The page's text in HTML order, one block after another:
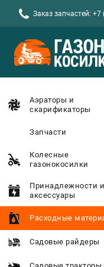
Заказ запчастей: +7
Аэраторы и
скарификаторы
Запчасти
Колесные
газонокосилки
Принадлежности и
аксессуары
Расходные
Садовые райдеры